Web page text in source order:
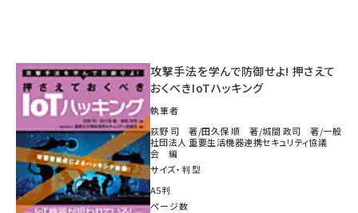
攻撃手法を学んで防御せよ! 押さえて
おくべきIoTハッキング
執筆者
荻野 司 著/田久保 順 著/城間 政司 著/一般
社団法人 重要生活機器連携セキュリティ協議
会 編
サイズ・判型
A5判
ページ数